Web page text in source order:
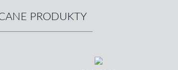
PRODUKTY